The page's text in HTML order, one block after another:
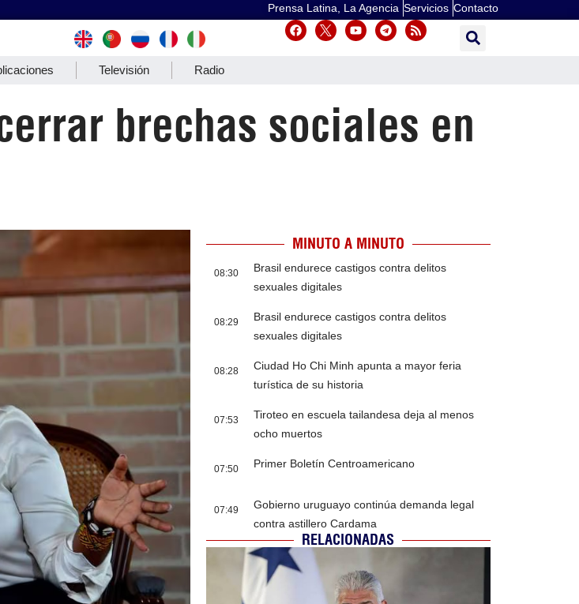
Prensa Latina, La Agencia Servicios Contacto
Televisión Radio
brechas sociales en
MINUTO A MINUTO
08:30
Brasil endurece castigos contra delitos
sexuales digitales
08:29
Brasil endurece castigos contra delitos
sexuales digitales
08:28
Ciudad Ho Chi Minh apunta a mayor feria
turística de su historia
07:53
Tiroteo en escuela tailandesa deja al menos
ocho muertos
07:50 Primer Boletín Centroamericano
07:49
Gobierno uruguayo continúa demanda legal
contra astillero Cardama
RELACIONADAS